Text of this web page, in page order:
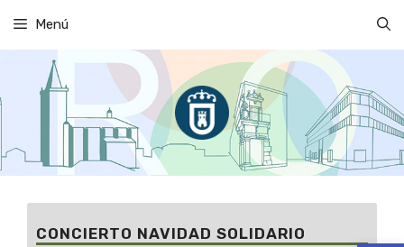
contenido
Menú
CONCIERTO NAVIDAD SOLIDARIO